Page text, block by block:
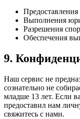
Выполнения
Разрешения
Обеспечения
9.
Наш сервис не
сознательно не
младше 13 лет. Если
предоставил нам
свяжитесь с нами.